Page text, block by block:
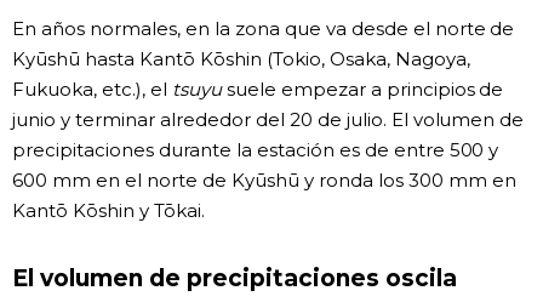
En años normales, en la zona que va desde el norte de
Kyūshū hasta Kantō Kōshin (Tokio, Osaka, Nagoya,
Fukuoka, etc.), el tsuyusuele empezar a principios de
junio y terminar alrededor del 20 de julio. El volumen de
precipitaciones durante la estación es de entre 500 y
600 mm en el norte de Kyūshū y ronda los 300 mm en
Kantō Kōshin y Tōkai.
El volumen de precipitaciones oscila